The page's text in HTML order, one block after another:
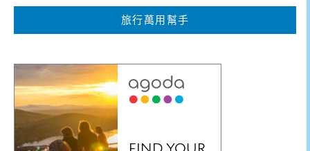
旅行萬用幫手